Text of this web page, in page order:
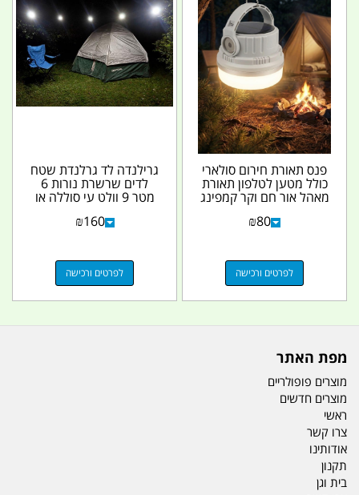
פנס תאורת חירום סולארי
כולל מטען לטלפון תאורת
מאהל אור חם וקר קמפינג
₪80
לפרטים ורכישה
גרילנדה לד גרלנדת שטח
לדים שרשרת נורות 6
מטר 9 וולט עי סוללה או
₪160
לפרטים ורכישה
מפת האתר
מוצרים פופולריים
מוצרים חדשים
ראשי
צרו קשר
אודותינו
תקנון
בית וגן